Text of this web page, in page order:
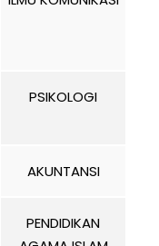
PSIKOLOGI
AKUNTANSI
PENDIDIKAN